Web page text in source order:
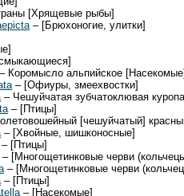
[Хрящевые рыбы]
– [Брюхоногие, улитки]
– Коромысло альпийское [Насекомые]
– [Офиуры, змеехвостки]
– Чешуйчатая зубчатоклювая
– [Птицы]
[чешуйчатый]
– [Хвойные, шишконосные]
– [Птицы]
– [Многощетинковые черви
– [Многощетинковые черви
– [Птицы]
– [Насекомые]